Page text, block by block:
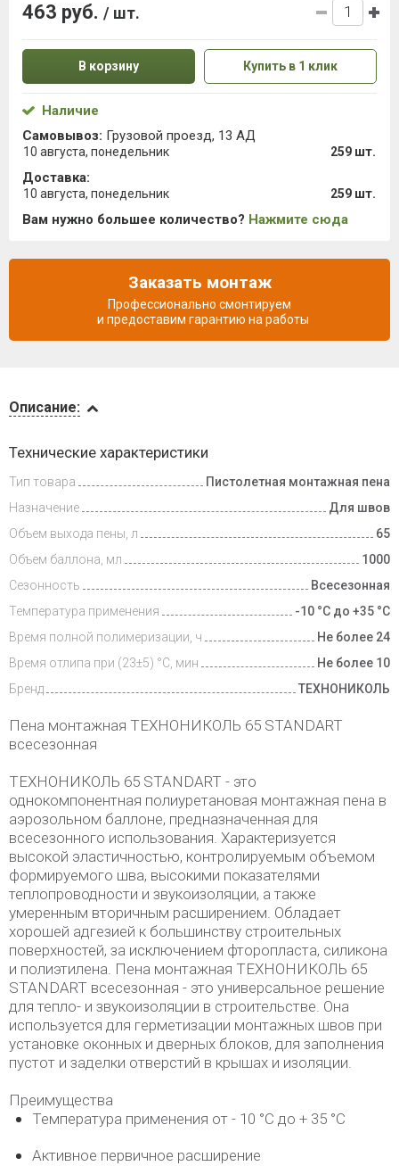
и оплата
Описание:
Технические характеристики
Тип товара
Пистолетная монтажная пена
Назначение
Для швов
Объем выхода пены, л
65
Объем баллона, мл
1000
Сезонность
Всесезонная
Температура применения
-10 °С до +35 °С
Время полной полимеризации, ч
Не более 24
Время отлипа при (23±5) °С, мин
Не более 10
Бренд
ТЕХНОНИКОЛЬ
Пена монтажная ТЕХНОНИКОЛЬ 65 STANDART
всесезонная
ТЕХНОНИКОЛЬ 65 STANDART - это
однокомпонентная полиуретановая монтажная пена в
аэрозольном баллоне, предназначенная для
всесезонного использования. Характеризуется
высокой эластичностью, контролируемым объемом
формируемого шва, высокими показателями
теплопроводности и звукоизоляции, а также
умеренным вторичным расширением. Обладает
хорошей адгезией к большинству строительных
поверхностей, за исключением фторопласта, силикона
и полиэтилена. Пена монтажная ТЕХНОНИКОЛЬ 65
STANDART всесезонная - это универсальное решение
для тепло- и звукоизоляции в строительстве. Она
используется для герметизации монтажных швов при
установке оконных и дверных блоков, для заполнения
пустот и заделки отверстий в крышах и изоляции.
Преимущества
Температура применения от - 10 °С до + 35 °С
Активное первичное расширение
463 руб. / шт.
В корзину Купить в 1 клик
Наличие
Самовывоз: Грузовой проезд, 13 АД
10 августа, понедельник 259 шт.
Доставка:
10 августа, понедельник 259 шт.
Вам нужно большее количество? Нажмите сюда
Заказать монтаж
Профессионально смонтируем
и предоставим гарантию на работы